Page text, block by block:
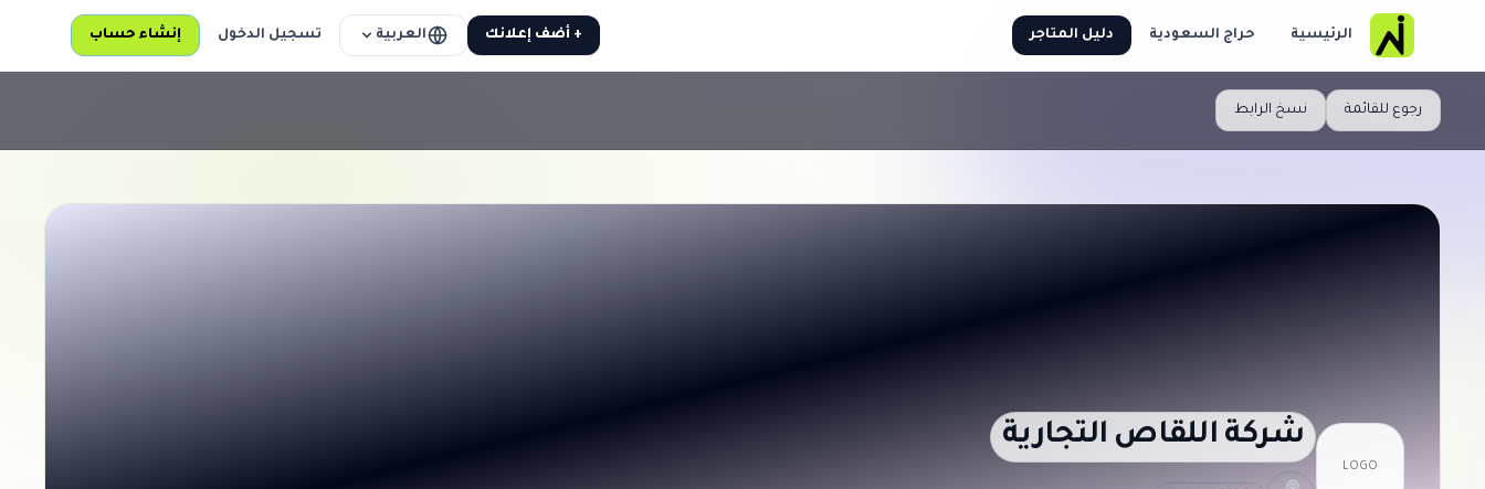
الرئيسية حراج السعودية دليل المتاجر + أضف إعلانك العربية تسجيل الدخول إنشاء حساب
رجوع للقائمة نسخ الرابط
LOGO
شركة اللقاص التجارية